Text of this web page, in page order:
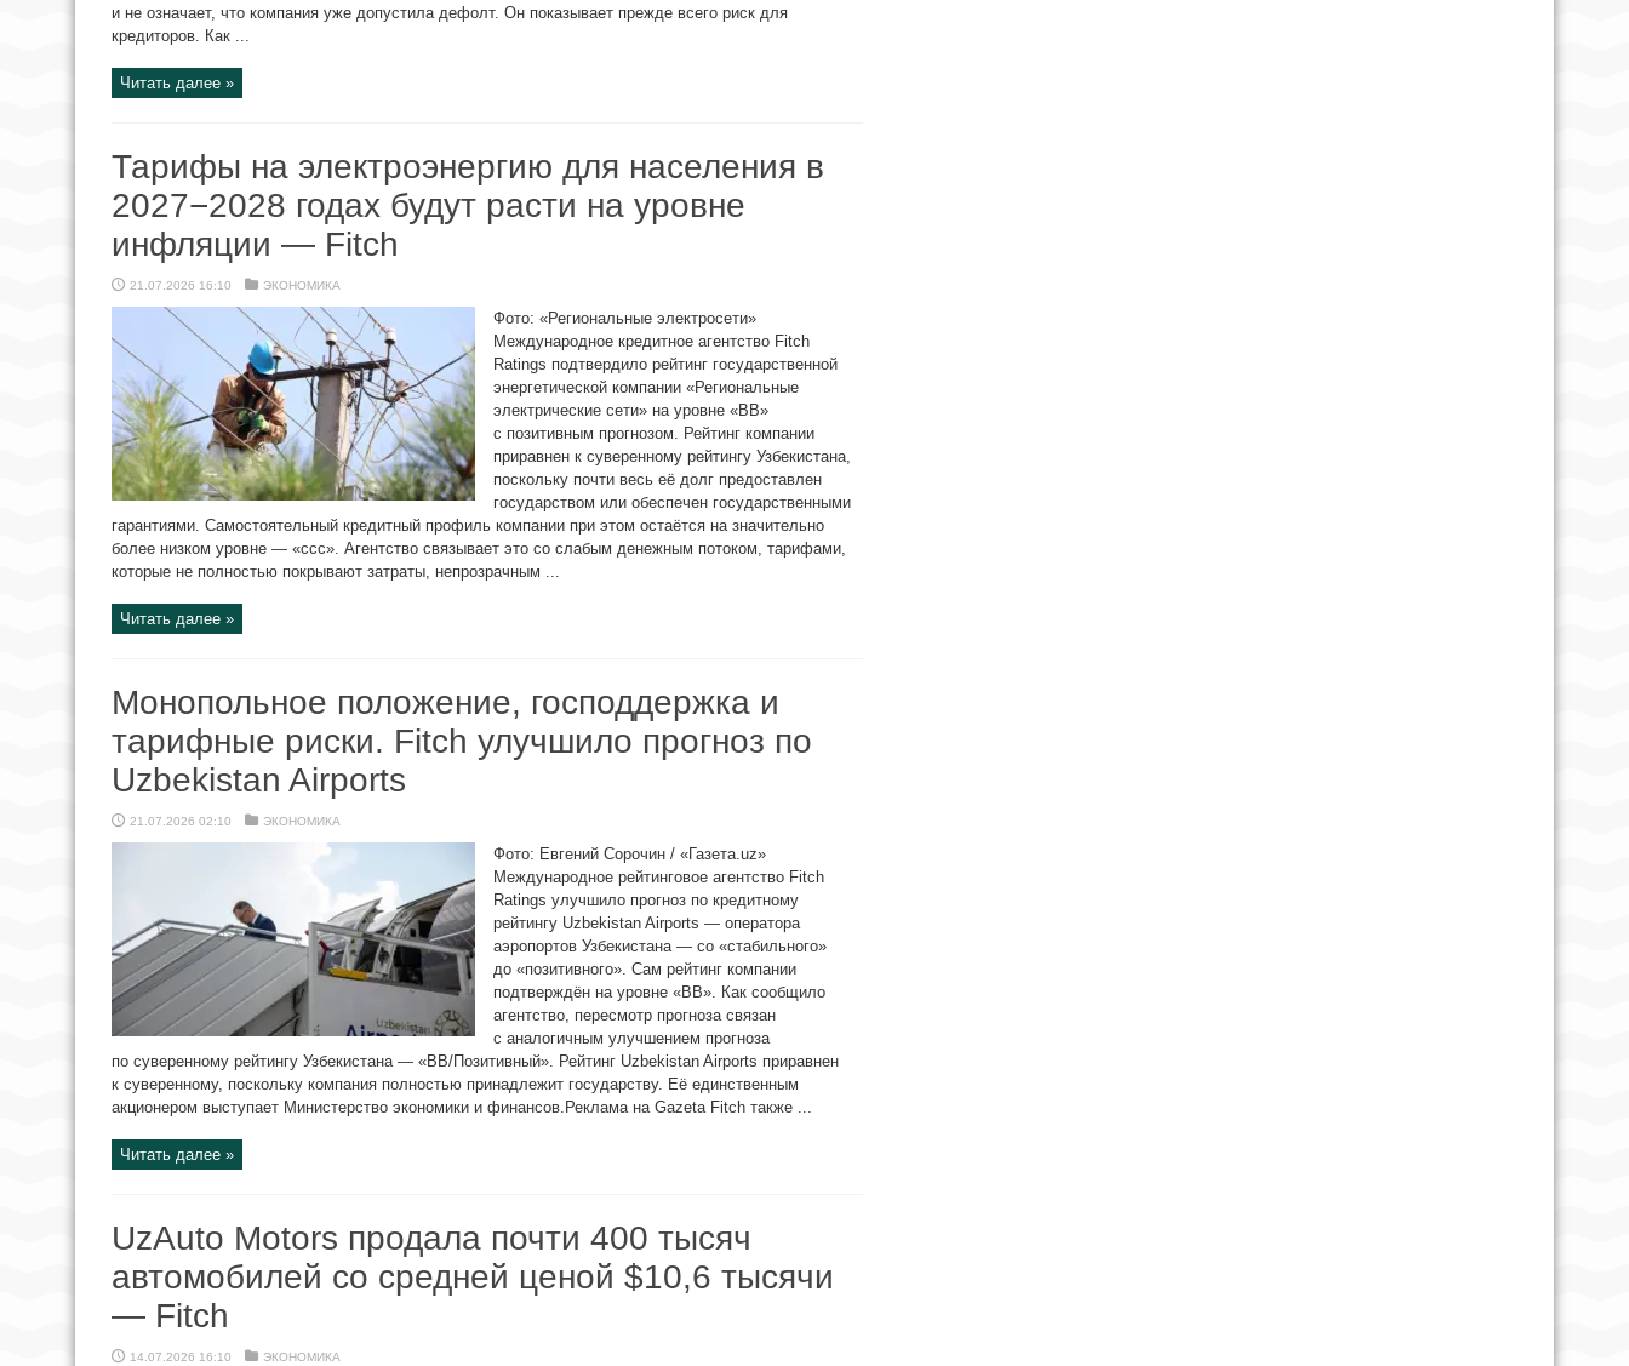
и не означает, что компания уже допустила дефолт. Он показывает прежде всего риск для
кредиторов. Как ...
Читать далее »
Тарифы на электроэнергию для населения в
2027−2028 годах будут расти на уровне
инфляции — Fitch
21.07.2026 16:10 ЭКОНОМИКА
Фото: «Региональные электросети»
Международное кредитное агентство Fitch
Ratings подтвердило рейтинг государственной
энергетической компании «Региональные
электрические сети» на уровне «BB»
с позитивным прогнозом. Рейтинг компании
приравнен к суверенному рейтингу Узбекистана,
поскольку почти весь её долг предоставлен
государством или обеспечен государственными
гарантиями. Самостоятельный кредитный профиль компании при этом остаётся на значительно
более низком уровне — «ccc». Агентство связывает это со слабым денежным потоком, тарифами,
которые не полностью покрывают затраты, непрозрачным ...
Читать далее »
Монопольное положение, господдержка и
тарифные риски. Fitch улучшило прогноз по
Uzbekistan Airports
21.07.2026 02:10 ЭКОНОМИКА
Фото: Евгений Сорочин / «Газета.uz»
Международное рейтинговое агентство Fitch
Ratings улучшило прогноз по кредитному
рейтингу Uzbekistan Airports — оператора
аэропортов Узбекистана — со «стабильного»
до «позитивного». Сам рейтинг компании
подтверждён на уровне «BB». Как сообщило
агентство, пересмотр прогноза связан
с аналогичным улучшением прогноза
по суверенному рейтингу Узбекистана — «BB/Позитивный». Рейтинг Uzbekistan Airports приравнен
к суверенному, поскольку компания полностью принадлежит государству. Её единственным
акционером выступает Министерство экономики и финансов.Реклама на Gazeta Fitch также ...
Читать далее »
UzAuto Motors продала почти 400 тысяч
автомобилей со средней ценой $10,6 тысячи
— Fitch
14.07.2026 16:10 ЭКОНОМИКА